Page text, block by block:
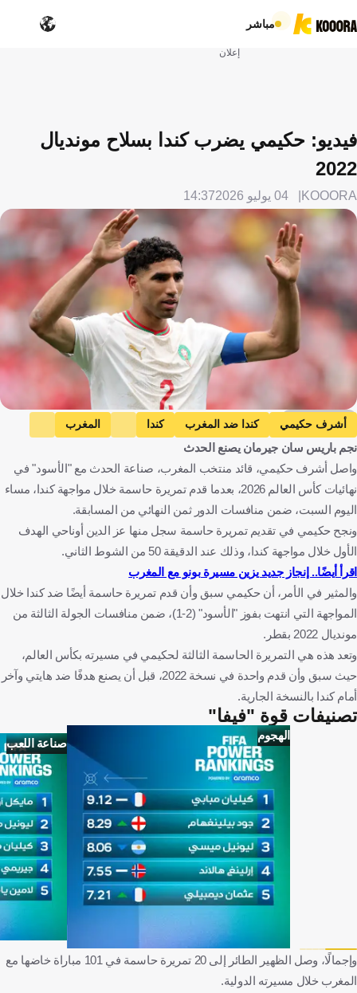
مباشر
إعلان
فيديو: حكيمي يضرب كندا بسلاح مونديال
2022
KOOORA 04 يوليو 2026 14:37
Getty Images
أشرف حكيمي كندا ضد المغرب كندا
المغرب
كأس العالم
المغرب كندا
نجم باريس سان جيرمان يصنع الحدث
واصل أشرف حكيمي، قائد منتخب المغرب، صناعة الحدث مع "الأسود" في
نهائيات كأس العالم 2026، بعدما قدم تمريرة حاسمة خلال مواجهة كندا، مساء
اليوم السبت، ضمن منافسات الدور ثمن النهائي من المسابقة.
ونجح حكيمي في تقديم تمريرة حاسمة سجل منها عز الدين أوناحي الهدف
الأول خلال مواجهة كندا، وذلك عند الدقيقة 50 من الشوط الثاني.
اقرأ أيضًا.. إنجاز جديد يزين مسيرة بونو مع المغرب
والمثير في الأمر، أن حكيمي سبق وأن قدم تمريرة حاسمة أيضًا ضد كندا خلال
المواجهة التي انتهت بفوز "الأسود" (2-1)، ضمن منافسات الجولة الثالثة من
مونديال 2022 بقطر.
وتعد هذه هي التمريرة الحاسمة الثالثة لحكيمي في مسيرته بكأس العالم،
حيث سبق وأن قدم واحدة في نسخة 2022، قبل أن يصنع هدفًا ضد هايتي وآخر
أمام كندا بالنسخة الجارية.
تصنيفات قوة "فيفا"
الهجوم
صناعة اللعب
وإجمالًا، وصل الظهير الطائر إلى 20 تمريرة حاسمة في 101 مباراة خاضها مع
المغرب خلال مسيرته الدولية.